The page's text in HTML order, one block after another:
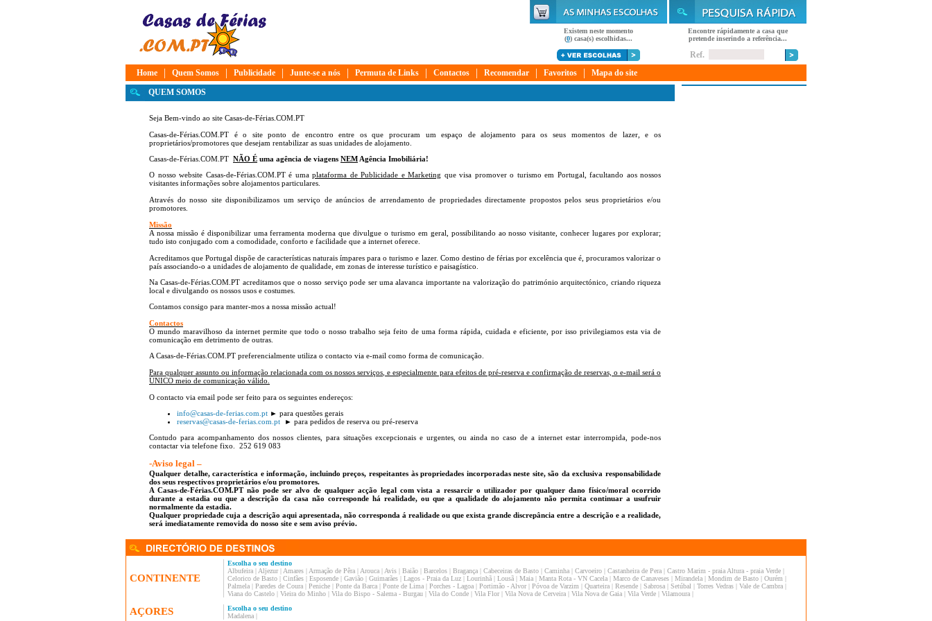
Existem neste momento
(0) casa(s) escolhidas...
Encontre rápidamente a casa que
pretende inserindo a referência...
Ref.
Home
| Quem Somos | Publicidade | Junte-se a nós | Permuta de Links | Contactos | Recomendar | Favoritos |
Mapa do site
QUEM SOMOS
Seja Bem-vindo ao site Casas-de-Férias.COM.PT
Casas-de-Férias.COM.PT é o site ponto de encontro entre os que procuram um espaço de alojamento para os seus momentos de lazer, e os
proprietários/promotores que desejam rentabilizar as suas unidades de alojamento.
Casas-de-Férias.COM.PT NÃO É uma agência de viagens NEM Agência Imobiliária!
O nosso website Casas-de-Férias.COM.PT é uma plataforma de Publicidade e Marketing que visa promover o turismo em Portugal, facultando aos nossos
visitantes informações sobre alojamentos particulares.
Através do nosso site disponibilizamos um serviço de anúncios de arrendamento de propriedades directamente propostos pelos seus proprietários e/ou
promotores.
Missão
A nossa missão é disponibilizar uma ferramenta moderna que divulgue o turismo em geral, possibilitando ao nosso visitante, conhecer lugares por explorar;
tudo isto conjugado com a comodidade, conforto e facilidade que a internet oferece.
Acreditamos que Portugal dispõe de características naturais ímpares para o turismo e lazer. Como destino de férias por excelência que é, procuramos valorizar o
país associando-o a unidades de alojamento de qualidade, em zonas de interesse turístico e paisagístico.
Na Casas-de-Férias.COM.PT acreditamos que o nosso serviço pode ser uma alavanca importante na valorização do património arquitectónico, criando riqueza
local e divulgando os nossos usos e costumes.
Contamos consigo para manter-mos a nossa missão actual!
Contactos
O mundo maravilhoso da internet permite que todo o nosso trabalho seja feito de uma forma rápida, cuidada e eficiente, por isso privilegiamos esta via de
comunicação em detrimento de outras.
A Casas-de-Férias.COM.PT preferencialmente utiliza o contacto via e-mail como forma de comunicação.
Para qualquer assunto ou informação relacionada com os nossos serviços, e especialmente para efeitos de pré-reserva e confirmação de reservas, o e-mail será o
ÚNICO meio de comunicação válido.
O contacto via email pode ser feito para os seguintes endereços:
info@casas-de-ferias.com.pt ► para questões gerais
reservas@casas-de-ferias.com.pt ► para pedidos de reserva ou pré-reserva
Contudo para acompanhamento dos nossos clientes, para situações excepcionais e urgentes, ou ainda no caso de a internet estar interrompida, pode-nos
contactar via telefone fixo. 252 619 083
-Aviso legal –
Qualquer detalhe, característica e informação, incluindo preços, respeitantes às propriedades incorporadas neste site, são da exclusiva responsabilidade
dos seus respectivos proprietários e/ou promotores.
A Casas-de-Férias.COM.PT não pode ser alvo de qualquer acção legal com vista a ressarcir o utilizador por qualquer dano físico/moral ocorrido
durante a estadia ou que a descrição da casa não corresponde há realidade, ou que a qualidade do alojamento não permita continuar a usufruir
normalmente da estadia.
Qualquer propriedade cuja a descrição aqui apresentada, não corresponda á realidade ou que exista grande discrepância entre a descrição e a realidade,
será imediatamente removida do nosso site e sem aviso prévio.
CONTINENTE
Escolha o seu destino
Albufeira | Aljezur| Amares | Armação de Pêra | Arouca | Avis | Baião | Barcelos | Bragança | Cabeceiras de Basto | Caminha | Carvoeiro | Castanheira de Pera | Castro Marim - praia Altura - praia Verde |
Celorico de Basto | Cinfães | Esposende | Gavião | Guimarães | Lagos - Praia da Luz | Lourinhã | Lousã | Maia | Manta Rota - VN Cacela | Marco de Canaveses | Mirandela | Mondim de Basto | Ourém |
Palmela | Paredes de Coura | Peniche | Ponte da Barca | Ponte de Lima | Porches - Lagoa | Portimão - Alvor| Póvoa de Varzim | Quarteira | Resende | Sabrosa | Setúbal | Torres Vedras | Vale de Cambra |
Viana do Castelo | Vieira do Minho | Vila do Bispo - Salema - Burgau | Vila do Conde | Vila Flor| Vila Nova de Cerveira | Vila Nova de Gaia | Vila Verde | Vilamoura |
AÇORES
Escolha o seu destino
Madalena |